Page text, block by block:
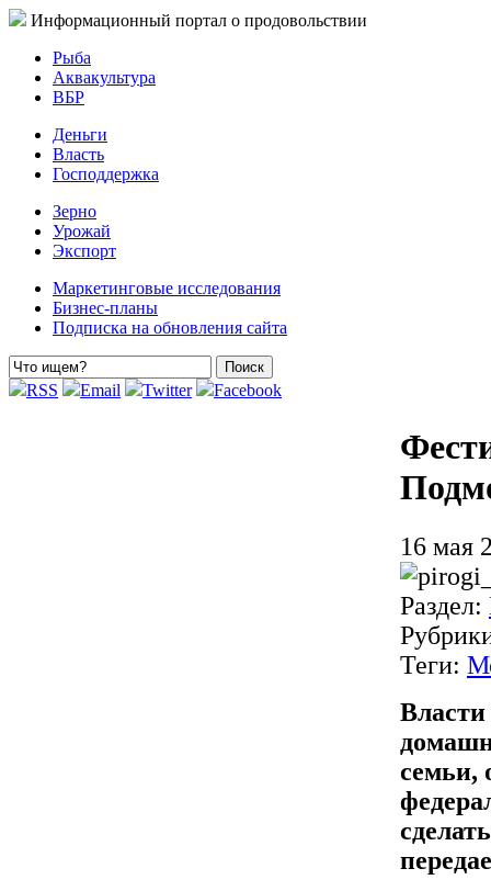
Информационный портал о продовольствии
Рыба
Аквакультура
ВБР
Деньги
Власть
Господдержка
Зерно
Урожай
Экспорт
Маркетинговые исследования
Бизнес-планы
Подписка на обновления сайта
RSS Email Twitter Facebook
16 мая
Раздел:
Теги:
Власти
семьи,